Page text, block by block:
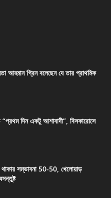
আহমান গ্রিন বলেছেন যে তার প্রাথমিক
“প্রথম দিন একটু আশাবাদী”, বিসকারোসে
থাকার সম্ভাবনা 50-50, খেলোয়াড়